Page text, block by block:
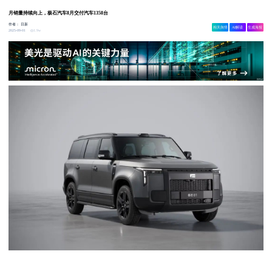
月销量持续向上，极石汽车8月交付汽车1358台
作者：
日新
2025-09-01
1.9w
相关舆情 AI解读 生成海报